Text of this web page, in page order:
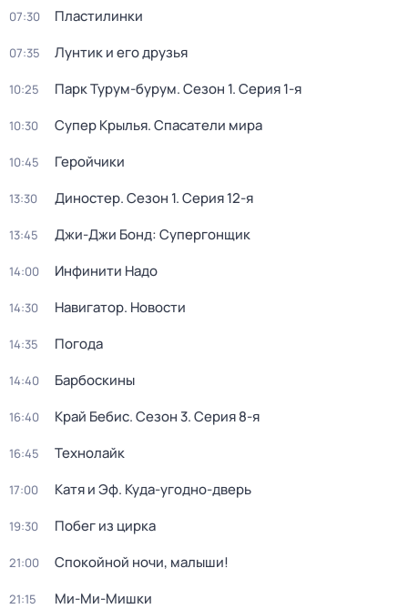
07:30 Пластилинки
07:35 Лунтик и его друзья
10:25 Парк Турум-бурум. Сезон 1. Серия 1-я
10:30 Супер Крылья. Спасатели мира
10:45 Геройчики
13:30 Диностер. Сезон 1. Серия 12-я
13:45 Джи-Джи Бонд: Супергонщик
14:00 Инфинити Надо
14:30 Навигатор. Новости
14:35 Погода
14:40 Барбоскины
16:40 Край Бебис. Сезон 3. Серия 8-я
16:45 Технолайк
17:00 Катя и Эф. Куда-угодно-дверь
19:30 Побег из цирка
21:00 Спокойной ночи, малыши!
21:15 Ми-Ми-Мишки